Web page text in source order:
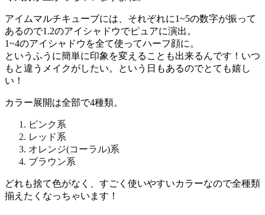
アイムマルチキューブには、それぞれに1~5の数字が振って
あるので1.2のアイシャドウでピュアに演出。
1~4のアイシャドウを全て使ってハーフ顔に。
というふうに簡単に印象を変えることも出来るんです！いつ
もと違うメイクがしたい。という日もあるのでとても嬉し
い！
カラー展開は全部で4種類。
ピンク系
レッド系
オレンジ(コーラル)系
ブラウン系
どれも捨て色がなく、すごく使いやすいカラーなので全種類
揃えたくなっちゃいます！